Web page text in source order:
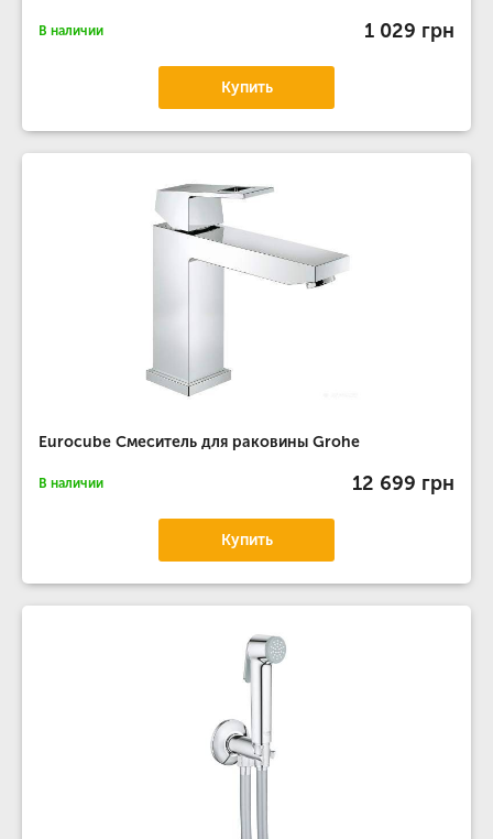
В наличии 1 029 грн
Купить
Eurocube Смеситель для раковины Grohe
В наличии 12 699 грн
Купить